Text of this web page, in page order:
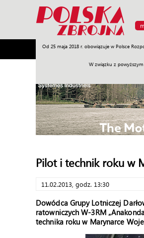
Od 25 maja 2018 r. obowiązuje w Polsce
W związku z
Armia Poligon Sprzęt
Pilot i technik roku w
11.02.2013, godz. 13:30
Dowódca Grupy Lotniczej
ratowniczych W-3RM
technika roku w Marynarce